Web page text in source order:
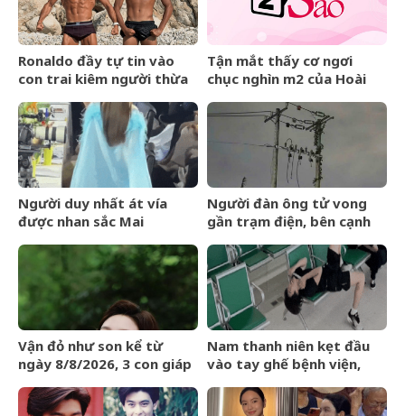
Ronaldo đầy tự tin vào
con trai kiêm người thừa
&amp;apos;Thằng bé sẽ
còn cao lớn hơn
tôi&amp;apos;
Tận mắt thấy cơ ngơi
chục nghìn m2 của Hoài
thốt lên câu bất ngờ
Người duy nhất át vía
được nhan sắc Mai
kim cương cũng không
sánh bằng
Người đàn ông tử vong
gần trạm điện, bên cạnh
Vận đỏ như son kể từ
ngày 8/8/2026, 3 con giáp
vào như nước, sự nghiệp
Nam thanh niên kẹt đầu
vào tay ghế bệnh viện,
rơi vào tình cảnh khó tin